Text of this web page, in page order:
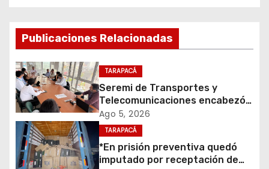
c
i
ó
n
d
e
Publicaciones Relacionadas
TARAPACÁ
Seremi de Transportes y
Telecomunicaciones encabezó
primera mesa de coordinación
para el retiro de cables en
desuso en Iquique
Ago 5, 2026
TARAPACÁ
*En prisión preventiva quedó
imputado por receptación de